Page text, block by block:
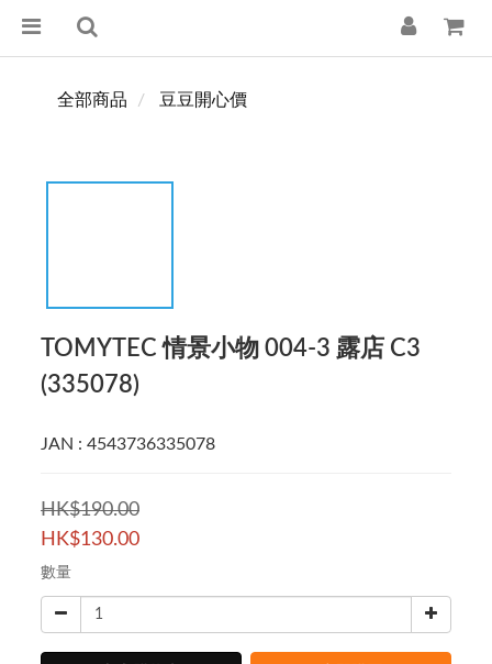
全部商品 豆豆開心價
TOMYTEC 情景小物 004-3 露店 C3
(335078)
JAN : 4543736335078
HK$190.00
HK$130.00
數量